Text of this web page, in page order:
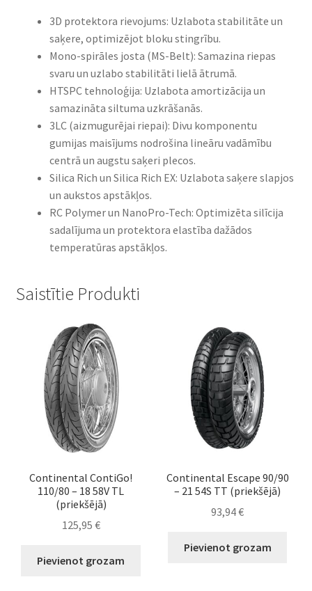
3D protektora rievojums: Uzlabota stabilitāte un
saķere, optimizējot bloku stingrību.​
Mono-spirāles josta (MS-Belt): Samazina riepas
svaru un uzlabo stabilitāti lielā ātrumā.​
HTSPC tehnoloģija: Uzlabota amortizācija un
samazināta siltuma uzkrāšanās.​
3LC (aizmugurējai riepai): Divu komponentu
gumijas maisījums nodrošina lineāru vadāmību
centrā un augstu saķeri plecos.​
Silica Rich un Silica Rich EX: Uzlabota saķere slapjos
un aukstos apstākļos.​
RC Polymer un NanoPro-Tech: Optimizēta silīcija
sadalījuma un protektora elastība dažādos
temperatūras apstākļos.
Saistītie Produkti
Continental ContiGo!
110/80 – 18 58V TL
(priekšējā)
125,95 €
Pievienot grozam
Continental Escape 90/90
– 21 54S TT (priekšējā)
93,94€
Pievienot grozam